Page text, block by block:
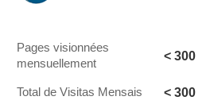
Pages visionnées
mensuellement
< 300
Total de Visitas Mensais < 300